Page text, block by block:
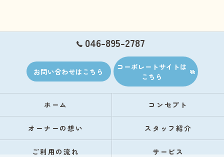
046-895-2787
お問い合わせはこちら
コーポレートサイトは
こちら
ホーム コンセプト
オーナーの想い スタッフ紹介
ご利用の流れ サービス